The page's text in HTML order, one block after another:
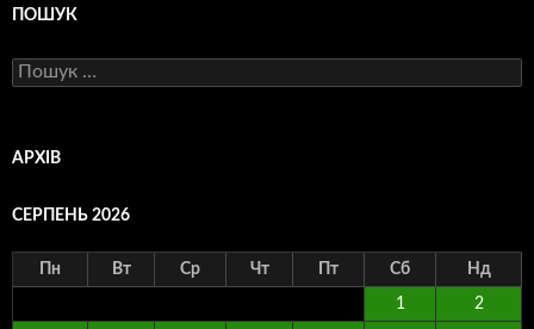
ПОШУК
Пошук:
АРХІВ
СЕРПЕНЬ 2026
Пн Вт Ср Чт Пт Сб Нд
1 2